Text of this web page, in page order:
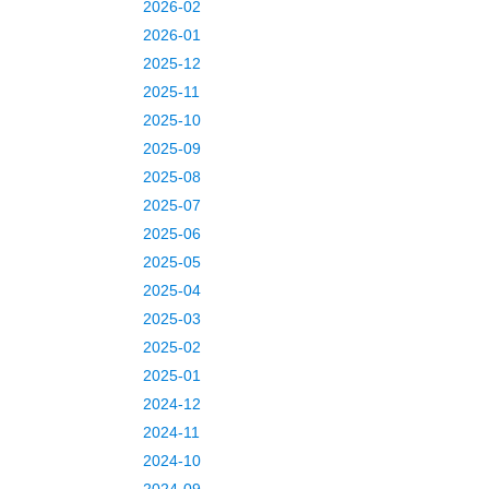
2026-02
2026-01
2025-12
2025-11
2025-10
2025-09
2025-08
2025-07
2025-06
2025-05
2025-04
2025-03
2025-02
2025-01
2024-12
2024-11
2024-10